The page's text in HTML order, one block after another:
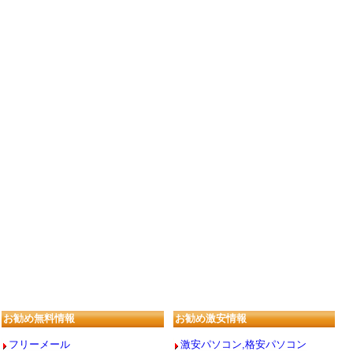
お勧め無料情報
フリーメール
お勧め激安情報
激安パソコン,格安パソコン